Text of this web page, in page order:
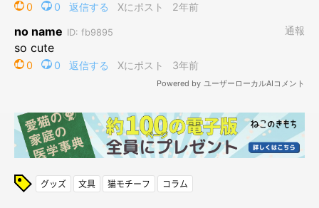
グッズ 文具 猫モチーフ コラム